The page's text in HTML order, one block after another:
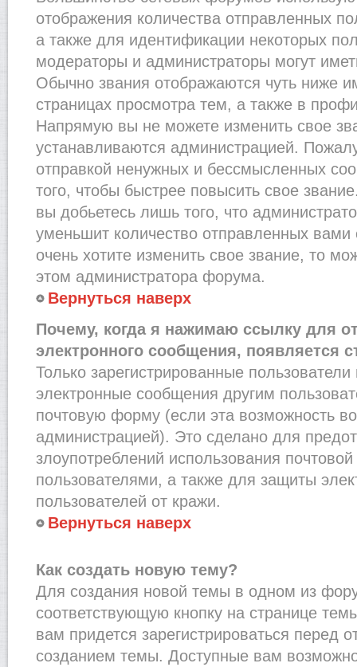
отображения количества отправленных
а также для идентификации некоторых
модераторы и администраторы могут
Обычно звания отображаются чуть ниже
страницах просмотра тем, а также в
Напрямую вы не можете изменить свое
устанавливаются администрацией.
отправкой ненужных и бессмысленных
того, чтобы быстрее повысить свое
вы добьетесь лишь того, что
уменьшит количество отправленных
очень хотите изменить свое звание, то
этом администратора форума.
Вернуться наверх
Почему, когда я нажимаю ссылку для
электронного сообщения, появляется
Только зарегистрированные пользователи
электронные сообщения другим
почтовую форму (если эта возможность
администрацией). Это сделано для
злоупотреблений использования
пользователями, а также для защиты
пользователей от кражи.
Вернуться наверх
Как создать новую тему?
Для создания новой темы в одном из
соответствующую кнопку на странице
вам придется зарегистрироваться перед
созданием темы. Доступные вам